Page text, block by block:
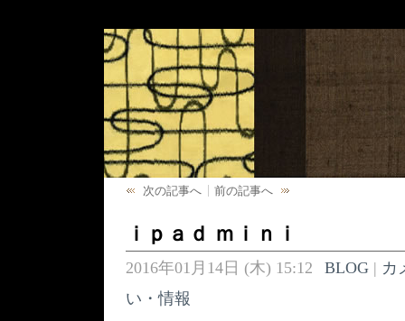
次の記事へ 前の記事へ
ｉｐａｄ ｍｉｎｉ
2016年01月14日 (木) 15:12 BLOG| カ
い・情報